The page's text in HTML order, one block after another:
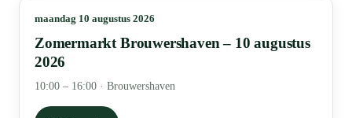
maandag 10 augustus 2026
Zomermarkt Brouwershaven – 10 augustus
2026
10:00 – 16:00 · Brouwershaven